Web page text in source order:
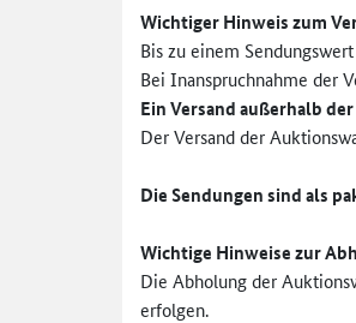
Wichtiger Hinweis zum
Bis zu einem
Bei Inanspruchnahme der
Ein Versand außerhalb
Der Versand der
Die Sendungen sind als
Wichtige Hinweise zur
Die Abholung der
erfolgen.